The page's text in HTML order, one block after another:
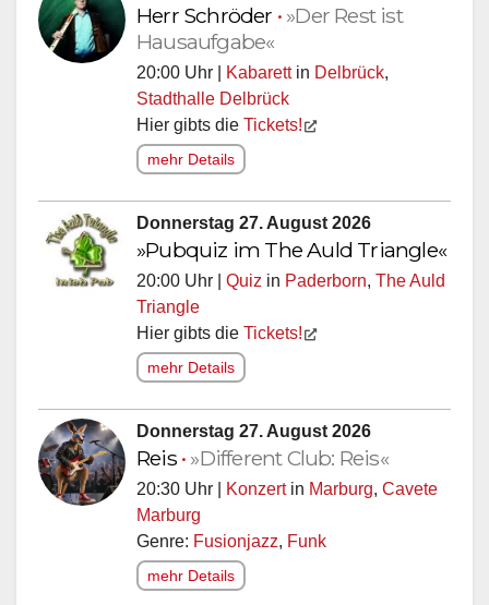
Herr Schröder • »Der Rest ist
Hausaufgabe«
20:00 Uhr | Kabarettin Delbrück,
Stadthalle Delbrück
Hier gibts die Tickets!
mehr Details
Donnerstag 27. August 2026
»Pubquiz im The Auld Triangle«
20:00 Uhr | Quiz in Paderborn, The Auld
Triangle
Hier gibts die Tickets!
mehr Details
Donnerstag 27. August 2026
Reis • »Different Club: Reis«
20:30 Uhr | Konzertin Marburg, Cavete
Marburg
Genre: Fusionjazz, Funk
mehr Details